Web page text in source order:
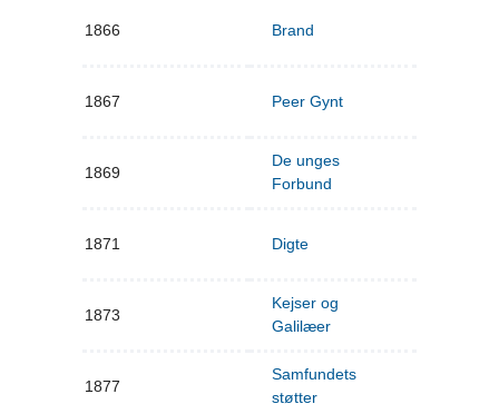
1866 Brand
1867 Peer Gynt
1869
De unges
Forbund
1871 Digte
1873
Kejser og
Galilæer
1877
Samfundets
støtter